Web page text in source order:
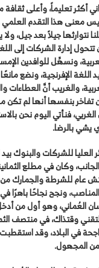
أكثر تعليماً، وأعلى
معنى هذا التقدم العلمي
نتوارثها جيلاً بعد جيل،
إدارة الشركات إلى
ونسهِّل للوافدين
اللغة الإفرنجية، ونضع
والغريب أنَّ العطاءات
تفاخر بنفسها أنها لم تكن
فنأتي اليوم نحن
يشي بالرضا.
للشركات والبنوك بيد
وكان في مطلع
عام للشرطة والجمارك من
ونجح نجاحًا باهرًا
العُماني، وهو أول من
وقتذاك، في منتصف
في البلاد، وقد
من المجهول.